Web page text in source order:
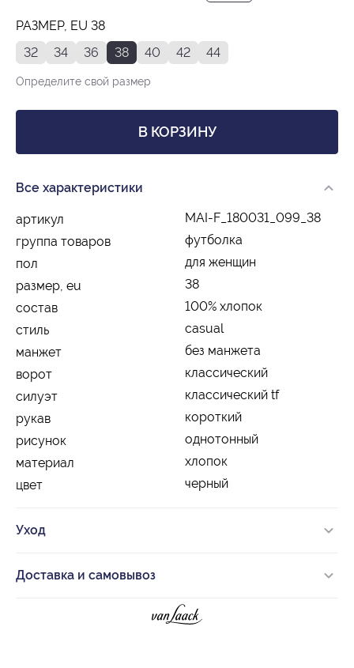
РАЗМЕР, EU 38
32
34 36 38 40 42 44
Определите свой размер
В КОРЗИНУ
Все характеристики
артикул
MAI-F_180031_099_38
группа товаров
футболка
пол
для женщин
размер, eu
38
состав
100% хлопок
стиль
casual
манжет
без манжета
ворот
классический
силуэт
классический tf
рукав
короткий
рисунок
однотонный
материал
хлопок
цвет
черный
Уход
Доставка и самовывоз